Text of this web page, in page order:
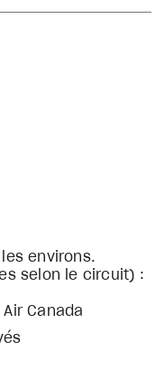
environs.
selon le circuit) :
Canada